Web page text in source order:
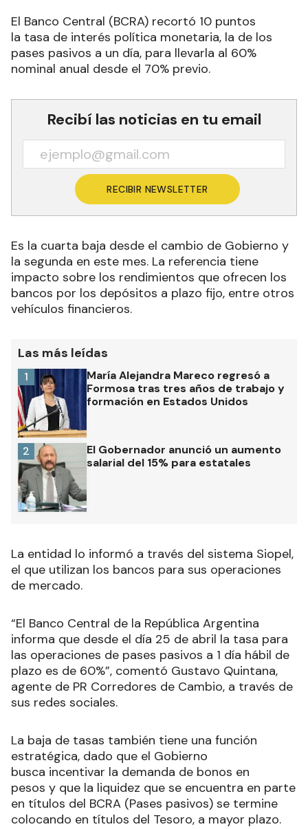
El Banco Central (BCRA) recortó 10 puntos
la tasa de interés política monetaria, la de los
pases pasivos a un día, para llevarla al 60%
nominal anual desde el 70% previo.
Recibí las noticias en tu email
RECIBIR NEWSLETTER
Es la cuarta baja desde el cambio de Gobierno y
la segunda en este mes. La referencia tiene
impacto sobre los rendimientos que ofrecen los
bancos por los depósitos a plazo fijo, entre otros
vehículos financieros.
Las más leídas
María Alejandra Mareco regresó a
Formosa tras tres años de trabajo y
formación en Estados Unidos
1
El Gobernador anunció un aumento
salarial del 15% para estatales
2
La entidad lo informó a través del sistema Siopel,
el que utilizan los bancos para sus operaciones
de mercado.
“El Banco Central de la República Argentina
informa que desde el día 25 de abril la tasa para
las operaciones de pases pasivos a 1 día hábil de
plazo es de 60%”, comentó Gustavo Quintana,
agente de PR Corredores de Cambio, a través de
sus redes sociales.
La baja de tasas también tiene una función
estratégica, dado que el Gobierno
busca incentivar la demanda de bonos en
pesos y que la liquidez que se encuentra en parte
en títulos del BCRA (Pases pasivos) se termine
colocando en títulos del Tesoro, a mayor plazo.